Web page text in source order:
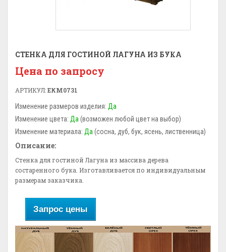
СТЕНКА ДЛЯ ГОСТИНОЙ ЛАГУНА ИЗ БУКА
Цена по запросу
АРТИКУЛ:ЕКМ0731
Изменение размеров изделия: Да
Изменение цвета: Да (возможен любой цвет на выбор)
Изменение материала: Да (сосна, дуб, бук, ясень, лиственница)
Описание:
Стенка для гостиной Лагуна из массива дерева
состаренного бука. Изготавливается по индивидуальным
размерам заказчика.
Запрос цены